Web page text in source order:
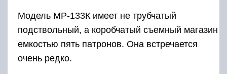
Модель МР-133К имеет не трубчатый
подствольный, а коробчатый съемный магазин
емкостью пять патронов. Она встречается
очень редко.